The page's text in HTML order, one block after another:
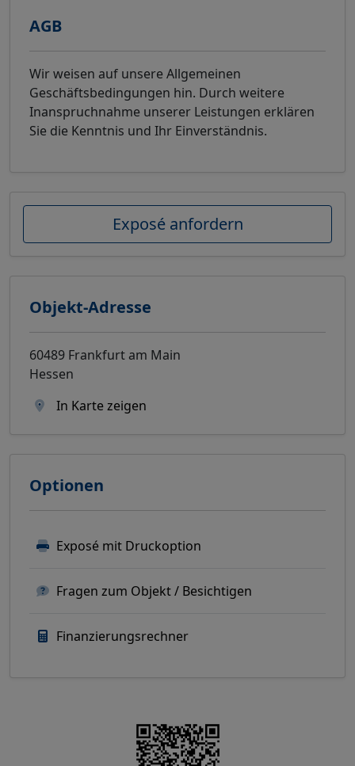
AGB
Wir weisen auf unsere Allgemeinen
Geschäftsbedingungen hin. Durch weitere
Inanspruchnahme unserer Leistungen erklären
Sie die Kenntnis und Ihr Einverständnis.
Exposé anfordern
Objekt-Adresse
60489 Frankfurt am Main
Hessen
In Karte zeigen
Optionen
Exposé mit Druckoption
Fragen zum Objekt / Besichtigen
Finanzierungsrechner